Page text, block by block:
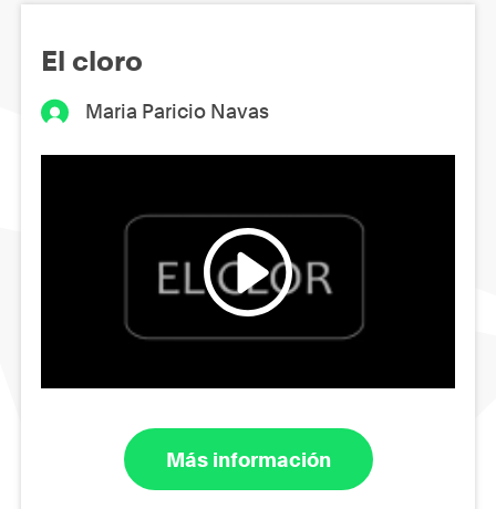
El cloro
Maria Paricio Navas
Más información